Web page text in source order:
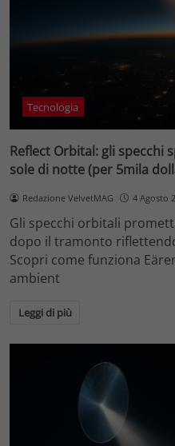
Tecnologia
Reflect Orbital: gli specchi
sole di notte (per 5mila
Redazione VelvetMAG 4 Agosto
Gli specchi orbitali
dopo il tramonto
Scopri come funziona
ambient
Leggi di più